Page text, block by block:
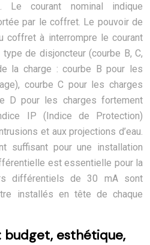
Le courant nominal indique
par le coffret. Le pouvoir de
coffret à interrompre le courant
de disjoncteur (courbe B, C,
la charge : courbe B pour les
courbe C pour les charges
D pour les charges fortement
IP (Indice de Protection)
et aux projections d’eau.
suffisant pour une installation
est essentielle pour la
différentiels de 30 mA sont
installés en tête de chaque
budget, esthétique,